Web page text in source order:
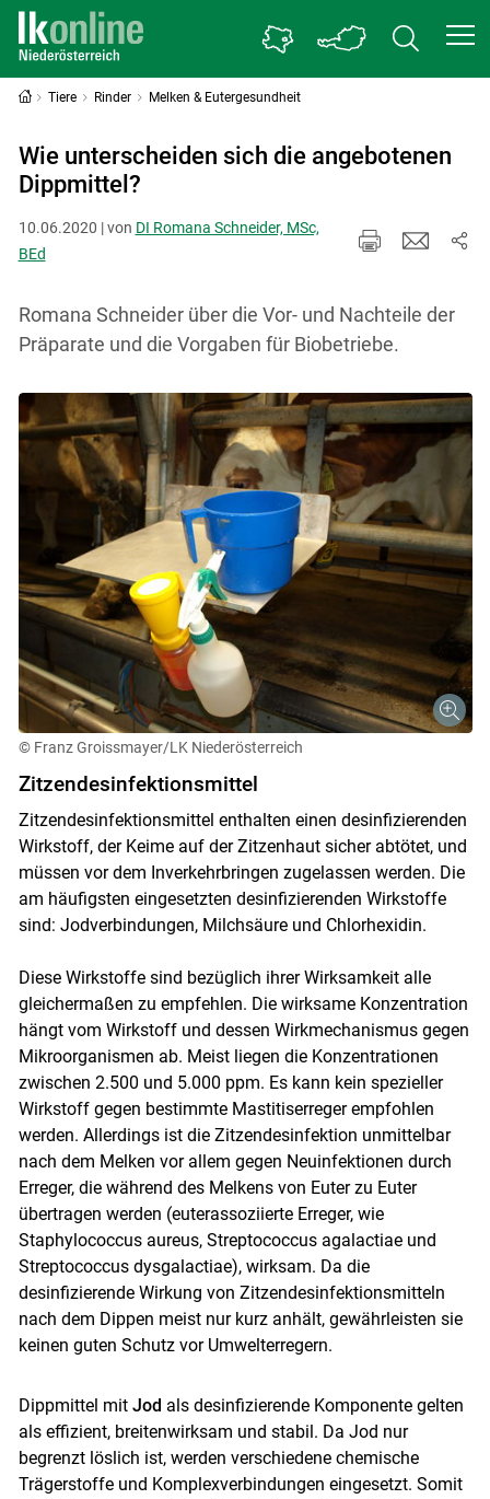
Tiere Rinder Melken & Eutergesundheit
Wie unterscheiden sich die angebotenen
Dippmittel?
10.06.2020 | von DI Romana Schneider, MSc,
BEd
Romana Schneider über die Vor- und Nachteile der
Präparate und die Vorgaben für Biobetriebe.
© Franz Groissmayer/LK Niederösterreich
Zitzendesinfektionsmittel
Zitzendesinfektionsmittel enthalten einen desinfizierenden
Wirkstoff, der Keime auf der Zitzenhaut sicher abtötet, und
müssen vor dem Inverkehrbringen zugelassen werden. Die
am häufigsten eingesetzten desinfizierenden Wirkstoffe
sind: Jodverbindungen, Milchsäure und Chlorhexidin.
Diese Wirkstoffe sind bezüglich ihrer Wirksamkeit alle
gleichermaßen zu empfehlen. Die wirksame Konzentration
hängt vom Wirkstoff und dessen Wirkmechanismus gegen
Mikroorganismen ab. Meist liegen die Konzentrationen
zwischen 2.500 und 5.000 ppm. Es kann kein spezieller
Wirkstoff gegen bestimmte Mastitiserreger empfohlen
werden. Allerdings ist die Zitzendesinfektion unmittelbar
nach dem Melken vor allem gegen Neuinfektionen durch
Erreger, die während des Melkens von Euter zu Euter
übertragen werden (euterassoziierte Erreger, wie
Staphylococcus aureus, Streptococcus agalactiae und
Streptococcus dysgalactiae), wirksam. Da die
desinfizierende Wirkung von Zitzendesinfektionsmitteln
nach dem Dippen meist nur kurz anhält, gewährleisten sie
keinen guten Schutz vor Umwelterregern.
Dippmittel mit Jod als desinfizierende Komponente gelten
als effizient, breitenwirksam und stabil. Da Jod nur
begrenzt löslich ist, werden verschiedene chemische
Trägerstoffe und Komplexverbindungen eingesetzt. Somit